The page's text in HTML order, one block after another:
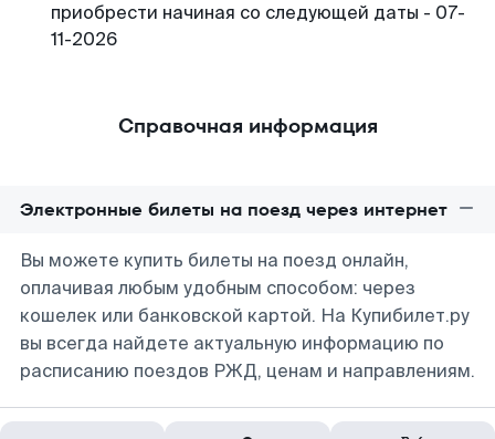
приобрести начиная со следующей даты - 07-
11-2026
Справочная информация
Электронные билеты на поезд через интернет
Вы можете купить билеты на поезд онлайн,
оплачивая любым удобным способом: через
кошелек или банковской картой. На Купибилет.ру
вы всегда найдете актуальную информацию по
расписанию поездов РЖД, ценам и направлениям.